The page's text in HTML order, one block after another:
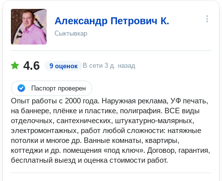
Александр Петрович К.
Сыктывкар
4.6 9 оценок В сети 3 д. назад
Паспорт проверен
Опыт работы с 2000 года. Наружная реклама, УФ печать,
на баннере, плёнке и пластике, полиграфия. ВСЕ виды
отделочных, сантехнических, штукатурно-малярных,
электромонтажных, работ любой сложности: натяжные
потолки и многое др. Ванные комнаты, квартиры,
коттеджи и др. помещения «под ключ». Договор, гарантия,
бесплатный выезд и оценка стоимости работ.